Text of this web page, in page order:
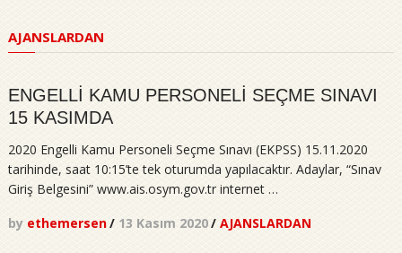
AJANSLARDAN
ENGELLİ KAMU PERSONELİ SEÇME SINAVI
15 KASIMDA
2020 Engelli Kamu Personeli Seçme Sınavı (EKPSS) 15.11.2020
tarihinde, saat 10:15’te tek oturumda yapılacaktır. Adaylar, “Sınav
Giriş Belgesini” www.ais.osym.gov.tr internet …
by ethemersen/ 13 Kasım 2020/ AJANSLARDAN